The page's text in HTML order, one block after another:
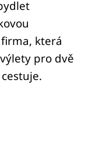
která
pro dvě